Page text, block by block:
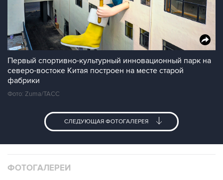
Первый спортивно-культурный инновационный парк на
северо-востоке Китая построен на месте старой
фабрики
Фото: Zuma/ТАСС
СЛЕДУЮЩАЯ ФОТОГАЛЕРЕЯ
ФОТОГАЛЕРЕИ